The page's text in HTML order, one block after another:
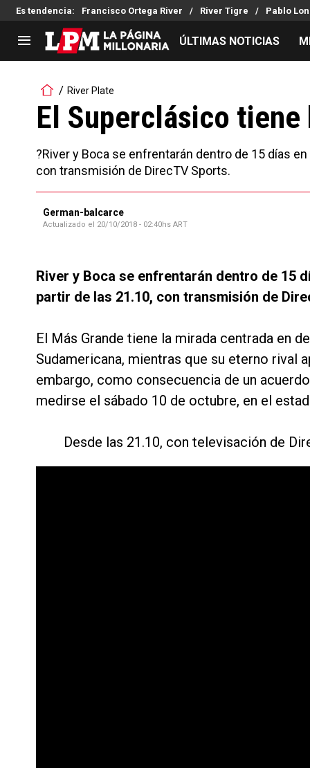
Es tendencia: Francisco Ortega River River Tigre Pablo
LIGA PROFESIONAL
Noticias
Tabla de posiciones
Reserva
Copa Sudamericana
Copa Argentina
ÚLTIMAS NOTICIAS
River Plate
El Superclásico
?River y Boca se enfrentarán dentro de 15 días
con transmisión de DirecTV Sports.
German-balcarce
Actualizado el 20/10/2018 - 02:40hs ART
River y Boca se enfrentarán dentro de 15
partir de las 21.10, con transmisión de
El Más Grande tiene la mirada centrada en
Sudamericana, mientras que su eterno rival
embargo, como consecuencia de un
medirse el sábado 10 de octubre, en el
Desde las 21.10, con televisación de